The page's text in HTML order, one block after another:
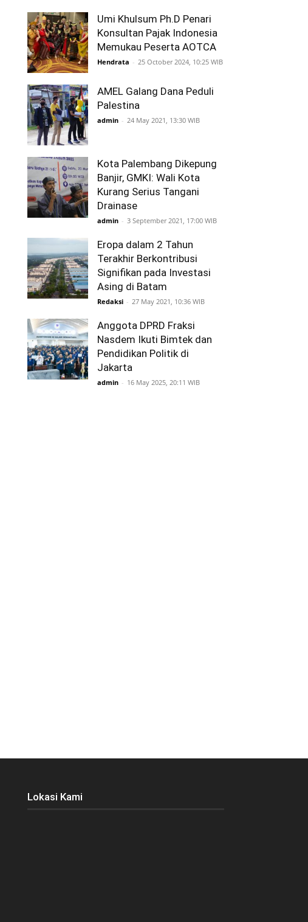
Umi Khulsum Ph.D Penari
Konsultan Pajak Indonesia
Memukau Peserta AOTCA
Hendrata - 25 October 2024, 10:25 WIB
AMEL Galang Dana Peduli
Palestina
admin - 24 May 2021, 13:30 WIB
Kota Palembang Dikepung
Banjir, GMKI: Wali Kota
Kurang Serius Tangani
Drainase
admin - 3 September 2021, 17:00 WIB
Eropa dalam 2 Tahun
Terakhir Berkontribusi
Signifikan pada Investasi
Asing di Batam
Redaksi - 27 May 2021, 10:36 WIB
Anggota DPRD Fraksi
Nasdem Ikuti Bimtek dan
Pendidikan Politik di
Jakarta
admin - 16 May 2025, 20:11 WIB
Lokasi Kami